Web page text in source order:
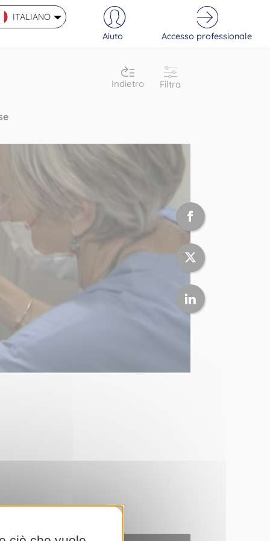
ITALIANO
Aiuto
Accesso professionale
Indietro Filtra